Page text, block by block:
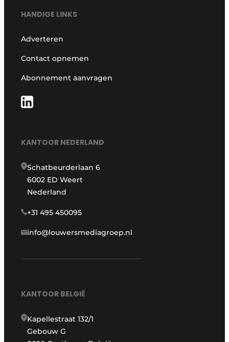
HANDIGE LINKS
Adverteren
Contact opnemen
Abonnement aanvragen
KANTOOR NEDERLAND
Schatbeurderlaan 6
6002 ED Weert
Nederland
+31 495 450095
info@louwersmediagroep.nl
KANTOOR BELGIË
Kapellestraat 132/1
Gebouw G